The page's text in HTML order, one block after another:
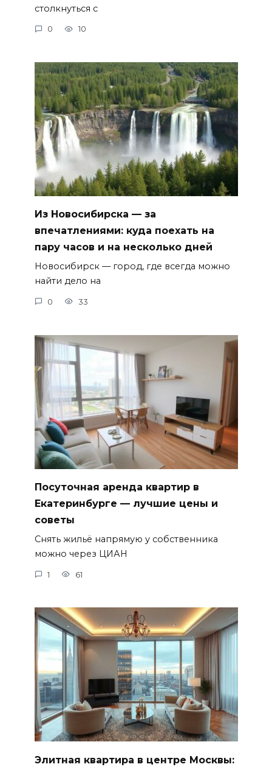
столкнуться с
0 10
Из Новосибирска — за
впечатлениями: куда поехать на
пару часов и на несколько дней
Новосибирск — город, где всегда можно
найти дело на
0 33
Посуточная аренда квартир в
Екатеринбурге — лучшие цены и
советы
Снять жильё напрямую у собственника
можно через ЦИАН
1 61
Элитная квартира в центре Москвы: